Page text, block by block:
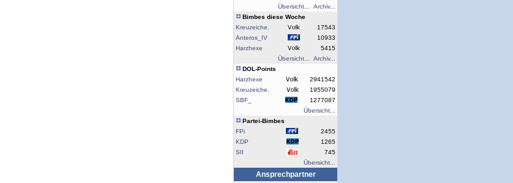
Übersicht...
Archiv...
Bimbes diese Woche
Kreuzeiche.
17543
Anteros_IV
10933
Harzhexe
5415
Übersicht...
Archiv...
DOL-Points
Harzhexe
2941542
Kreuzeiche.
1955079
SBF_
1277087
Übersicht...
Partei-Bimbes
FPi
2455
KDP
1265
SII
745
Übersicht...
Ansprechpartner